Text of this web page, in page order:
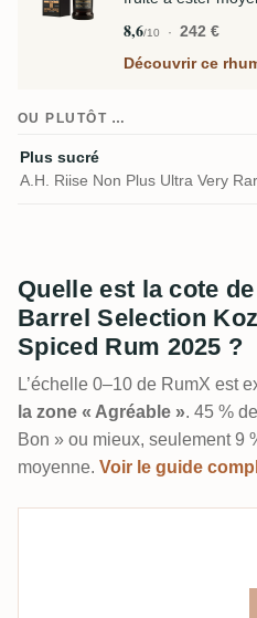
8,6/10
242 €
Découvrir ce
OU PLUTÔT …
Plus sucré
A.H. Riise Non Plus Ultra Very
Quelle est la cote
Barrel Selection
Spiced Rum 2025 ?
L’échelle 0–10 de RumX est
la zone « Agréable ». 45 %
Bon » ou mieux, seulement 9
moyenne. Voir le guide